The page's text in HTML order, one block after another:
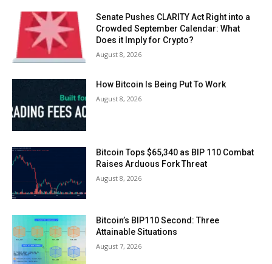
Senate Pushes CLARITY Act Right into a
Crowded September Calendar: What
Does it Imply for Crypto?
August 8, 2026
How Bitcoin Is Being Put To Work
August 8, 2026
Bitcoin Tops $65,340 as BIP 110 Combat
Raises Arduous Fork Threat
August 8, 2026
Bitcoin’s BIP110 Second: Three
Attainable Situations
August 7, 2026